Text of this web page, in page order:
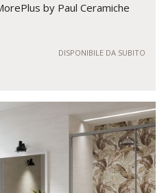
by Paul Ceramiche
DISPONIBILE DA SUBITO